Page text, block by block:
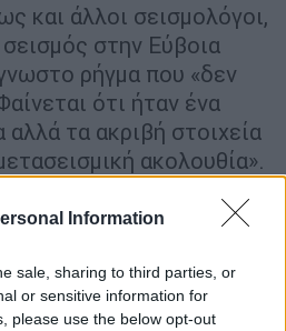
Information
sale, sharing to third parties, or
or sensitive information for
please use the below opt-out
και άλλοι σεισμολόγοι,
στην Εύβοια
ρήγμα που «δεν
ότι ήταν ένα
τα ακριβή στοιχεία
ακολουθία».
ημέρες θα ξέρουμε το
ότι «έσπασε»
δυτικά.